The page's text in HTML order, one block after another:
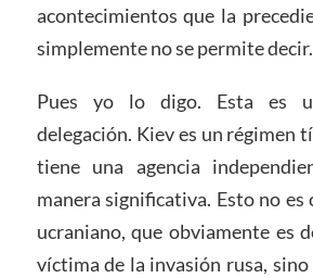
acontecimientos que la
simplemente no se permite decir.
Pues yo lo digo. Esta es
delegación. Kiev es un régimen
tiene una agencia
manera significativa. Esto no es
ucraniano, que obviamente es
víctima de la invasión rusa, sino